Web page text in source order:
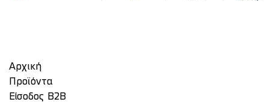
Αρχική
Προϊόντα
Είσοδος Β2Β